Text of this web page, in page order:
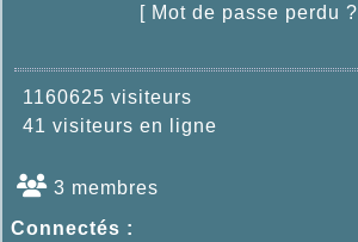
[ Mot de passe perdu ?
1160625 visiteurs
41 visiteurs en ligne
3 membres
Connectés :